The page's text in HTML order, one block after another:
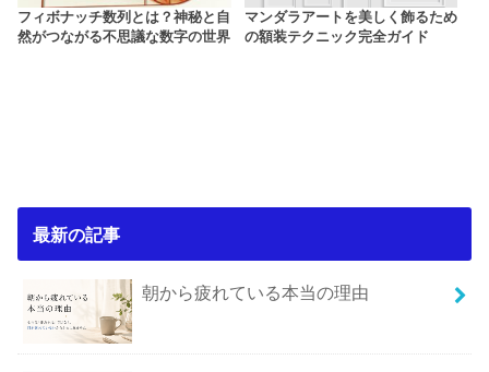
フィボナッチ数列とは？神秘と自
然がつながる不思議な数字の世界
マンダラアートを美しく飾るため
の額装テクニック完全ガイド
最新の記事
朝から疲れている本当の理由